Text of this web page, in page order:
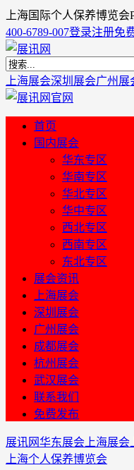
上海国际个人保养博览
400-6789-007登录注册免
上海展会深圳展会广州展
首页
国内展会
华东专区
华南专区
华北专区
华中专区
西北专区
西南专区
东北专区
展会资讯
上海展会
深圳展会
广州展会
成都展会
杭州展会
武汉展会
联系我们
免费发布
展讯网华东展会 上海展会
上海个人保养博览会